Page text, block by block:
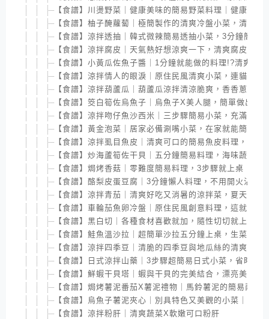
【食譜】川燙野菜｜健康美味的簡易野菜料理｜健康食譜
【食譜】柚子醃蘿蔔｜極簡製作的清爽冷盤小菜，清脆蘿
【食譜】涼拌透抽｜韓式微辣簡易透抽小菜，3分鐘簡易
【食譜】涼拌腐皮｜天氣熱好想涼爽一下，清爽腐皮讓你
【食譜】小黃瓜佐魚子醬｜1分鐘就能做的料理!?清爽小
【食譜】涼拌情人的眼淚｜原住民風清爽小菜，連貓都會
【食譜】涼拌葫蘆瓜｜葫蘆瓜涼拌清涼脆爽，香香蔥油淋
【食譜】筊白筍佐烏魚子｜烏魚子X美人腿，簡單做出豪
【食譜】涼拌吻仔魚沙西米｜三步驟簡易小菜，充滿魚
【食譜】黃金泡菜｜居家必備涮嘴小菜，在家就能簡單重
【食譜】涼拌虱目魚皮｜清爽可口的簡易魚皮料理，五分
【食譜】炒海蘆筍佐干貝｜五分鐘簡易料理，海味蔬菜輕
【食譜】焗烤香菇｜零難度簡易料理，3步驟就上桌
【食譜】酪梨皮蛋豆腐｜3分鐘懶人料理，不用開火沾油
【食譜】涼拌青茄｜清爽好吃又消暑的涼拌菜，夏天來一
【食譜】車輪茄魚卵冷盤｜原住民風創意料理，這就是人
【食譜】黑白切｜各種食材喜歡就加，隨性切切就上桌
【食譜】鮭魚溫沙拉｜超簡單沙拉五分鐘上桌，生菜沙
【食譜】涼拌四季豆｜清脆的四季豆與地瓜絲的清爽相遇
【食譜】日式涼拌山藥｜3步驟超簡易日式小菜，省時又
【食譜】鮮蝦干貝塔｜蝦與干貝的完美結合，漂亮美味又
【食譜】焗烤薯泥番茄X薯泥禮物｜馬鈴薯泥的簡易兩種
【食譜】烏魚子薯泥夾心｜別具特色又美觀的小菜｜適合
【食譜】涼拌粉肝｜清爽蔬菜X軟嫩可口粉肝